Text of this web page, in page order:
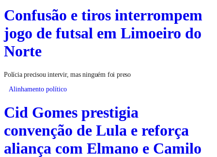
Confusão e tiros interrompem
jogo de futsal em Limoeiro do
Norte
Polícia precisou intervir, mas ninguém foi preso
Alinhamento político
Cid Gomes prestigia
convenção de Lula e reforça
aliança com Elmano e Camilo